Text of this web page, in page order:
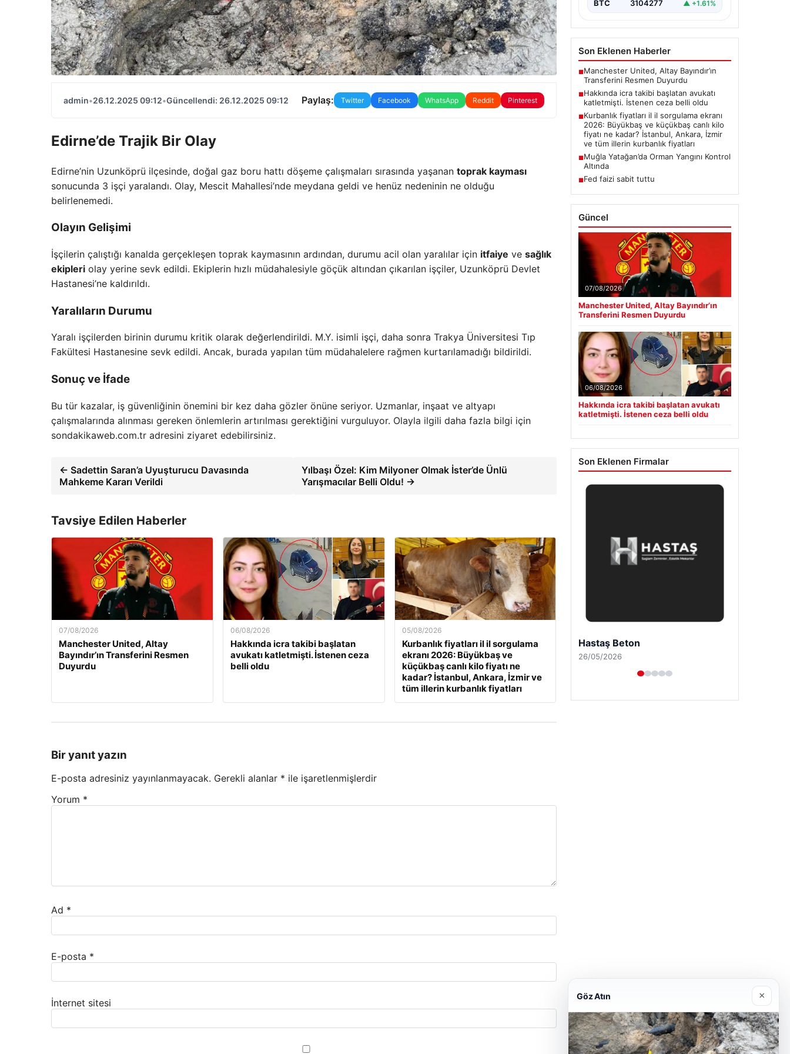
admin•26.12.2025 09:12•Güncellendi: 26.12.2025 09:12 Paylaş: Twitter Facebook WhatsApp Reddit Pinterest
Edirne’de Trajik Bir Olay
Edirne’nin Uzunköprü ilçesinde, doğal gaz boru hattı döşeme çalışmaları sırasında yaşanan toprak kayması
sonucunda 3 işçi yaralandı. Olay, Mescit Mahallesi’nde meydana geldi ve henüz nedeninin ne olduğu
belirlenemedi.
Olayın Gelişimi
İşçilerin çalıştığı kanalda gerçekleşen toprak kaymasının ardından, durumu acil olan yaralılar için itfaiye ve sağlık
ekipleri olay yerine sevk edildi. Ekiplerin hızlı müdahalesiyle göçük altından çıkarılan işçiler, Uzunköprü Devlet
Hastanesi’ne kaldırıldı.
Yaralıların Durumu
Yaralı işçilerden birinin durumu kritik olarak değerlendirildi. M.Y. isimli işçi, daha sonra Trakya Üniversitesi Tıp
Fakültesi Hastanesine sevk edildi. Ancak, burada yapılan tüm müdahalelere rağmen kurtarılamadığı bildirildi.
Sonuç ve İfade
Bu tür kazalar, iş güvenliğinin önemini bir kez daha gözler önüne seriyor. Uzmanlar, inşaat ve altyapı
çalışmalarında alınması gereken önlemlerin artırılması gerektiğini vurguluyor. Olayla ilgili daha fazla bilgi için
sondakikaweb.com.tr adresini ziyaret edebilirsiniz.
← Sadettin Saran’a Uyuşturucu Davasında
Mahkeme Kararı Verildi
Yılbaşı Özel: Kim Milyoner Olmak İster’de Ünlü
Yarışmacılar Belli Oldu! →
Tavsiye Edilen Haberler
07/08/2026
Manchester United, Altay
Bayındır’ın Transferini Resmen
Duyurdu
06/08/2026
Hakkında icra takibi başlatan
avukatı katletmişti. İstenen ceza
belli oldu
05/08/2026
Kurbanlık fiyatları il il sorgulama
ekranı 2026: Büyükbaş ve
küçükbaş canlı kilo fiyatı ne
kadar? İstanbul, Ankara, İzmir ve
tüm illerin kurbanlık fiyatları
Bir yanıt yazın
E-posta adresiniz yayınlanmayacak. Gerekli alanlar * ile işaretlenmişlerdir
Yorum *
Ad *
E-posta *
İnternet sitesi
BTC 3104277 ▲ +1.61%
Son Eklenen Haberler
■Manchester United, Altay Bayındır’ın
Transferini Resmen Duyurdu
■Hakkında icra takibi başlatan avukatı
katletmişti. İstenen ceza belli oldu
■Kurbanlık fiyatları il il sorgulama ekranı
2026: Büyükbaş ve küçükbaş canlı kilo
fiyatı ne kadar? İstanbul, Ankara, İzmir
ve tüm illerin kurbanlık fiyatları
■Muğla Yatağan’da Orman Yangını Kontrol
Altında
■Fed faizi sabit tuttu
Güncel
07/08/2026
Manchester United, Altay Bayındır’ın
Transferini Resmen Duyurdu
06/08/2026
Hakkında icra takibi başlatan avukatı
katletmişti. İstenen ceza belli oldu
Son Eklenen Firmalar
Enes Kaplan Avukatlık Bürosu
28/04/2026
Göz Atın ×